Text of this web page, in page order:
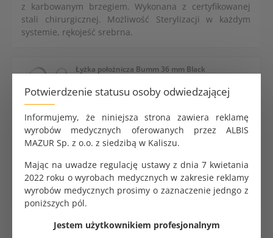
Potwierdzenie statusu osoby odwiedzającej
Informujemy, że niniejsza strona zawiera reklamę
wyrobów medycznych oferowanych przez ALBIS
MAZUR Sp. z o.o. z siedzibą w Kaliszu.
Mając na uwadze regulację ustawy z dnia 7 kwietania
2022 roku o wyrobach medycznych w zakresie reklamy
wyrobów medycznych prosimy o zaznaczenie jedngo z
poniższych pól.
Jestem użytkownikiem profesjonalnym
Łyżka położnicza Bumm 36 mm Black
Łyżka położnicza Bumm 36 mm
97.07 zł
z karbowanym brzegiem. Wykonana z certyfikowanej
stali chirurgicznej. Możliwość Sterylizacji w każdym
systemie, rękojeść srebrna.